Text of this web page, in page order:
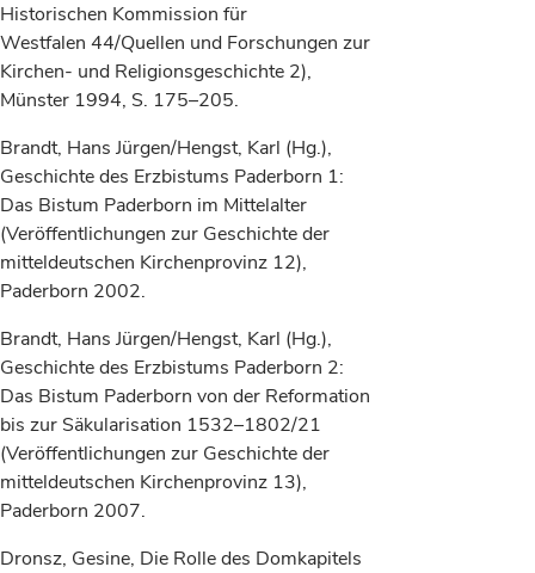
Historischen Kommission für
Westfalen 44/Quellen und Forschungen zur
Kirchen- und Religionsgeschichte 2),
Münster 1994, S. 175–205.
Brandt, Hans Jürgen/Hengst, Karl (Hg.),
Geschichte des Erzbistums Paderborn 1:
Das Bistum Paderborn im Mittelalter
(Veröffentlichungen zur Geschichte der
mitteldeutschen Kirchenprovinz 12),
Paderborn 2002.
Brandt, Hans Jürgen/Hengst, Karl (Hg.),
Geschichte des Erzbistums Paderborn 2:
Das Bistum Paderborn von der Reformation
bis zur Säkularisation 1532–1802/21
(Veröffentlichungen zur Geschichte der
mitteldeutschen Kirchenprovinz 13),
Paderborn 2007.
Dronsz, Gesine, Die Rolle des Domkapitels